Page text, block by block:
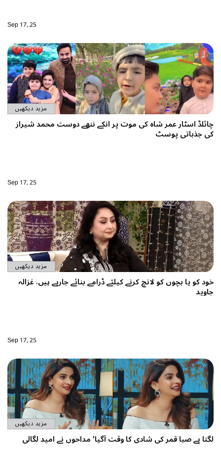
Sep 17, 25
مزید دیکھیں
اسٹار عمر شاہ کی موت پر انکے ننھے دوست محمد شیراز
جذباتی پوسٹ
Sep 17, 25
مزید دیکھیں
کو یا بچوں کو لانچ کرنے کیلئے ڈرامے بنائے جارہے ہیں، غزالہ
Sep 17, 25
مزید دیکھیں
ہے صبا قمر کی شادی کا وقت آگیا' مداحوں نے امید لگالی